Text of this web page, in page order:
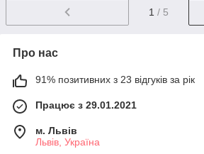
1 / 5
Про нас
91% позитивних з 23 відгуків за рік
Працює з 29.01.2021
м. Львів
Львів, Україна